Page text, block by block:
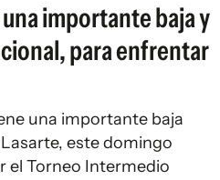
importante baja y
para enfrentar
una importante baja
este domingo
el Torneo Intermedio